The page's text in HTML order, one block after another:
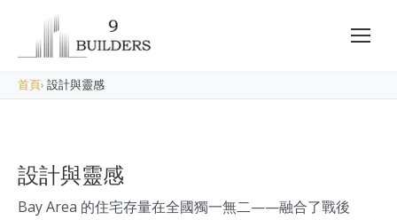
首頁› 設計與靈感
設計與靈感
Bay Area 的住宅存量在全國獨一無二——融合了戰後